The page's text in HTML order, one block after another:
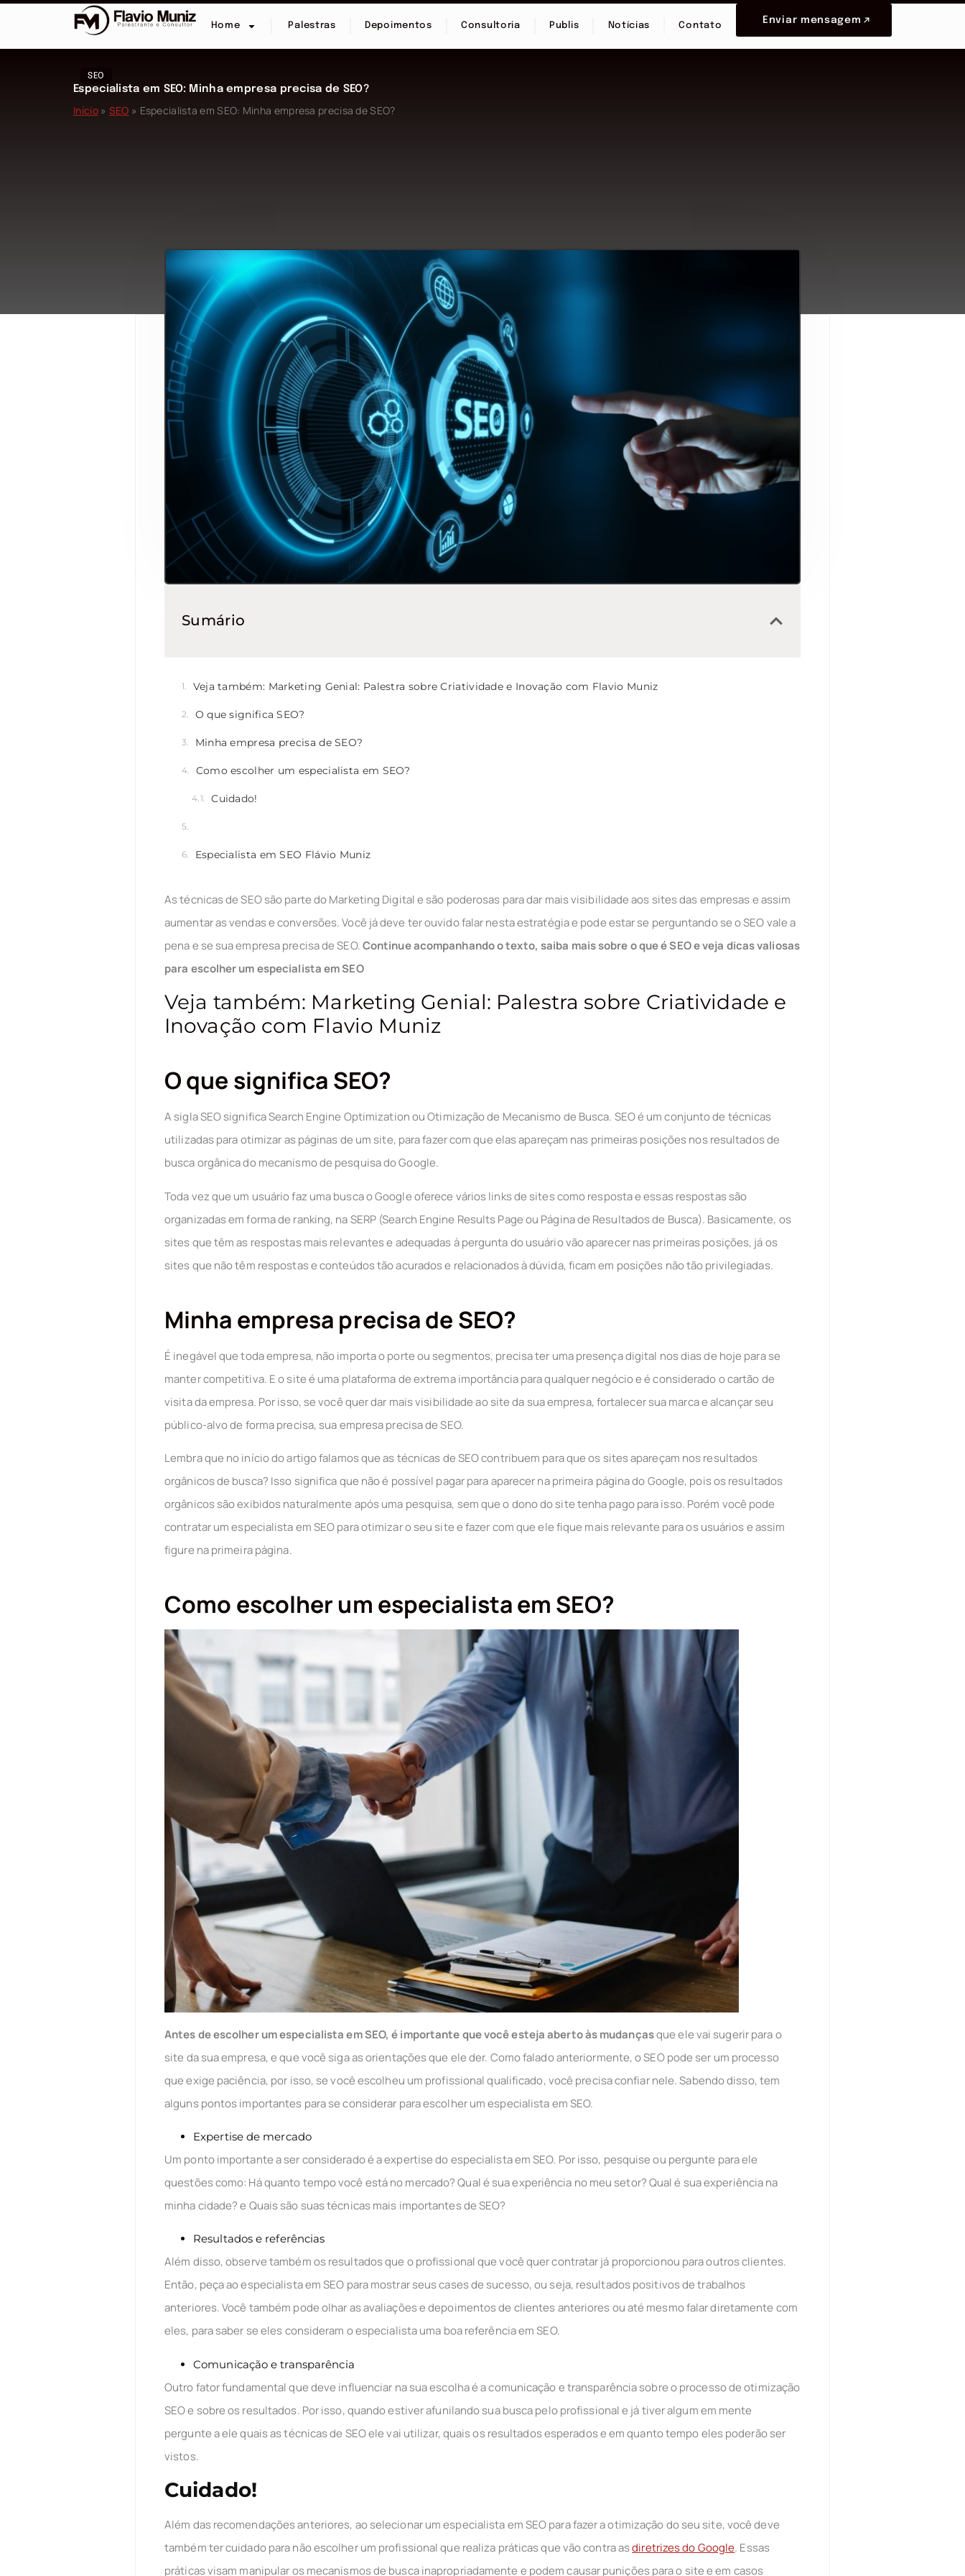
Home Palestras Depoimentos Consultoria Publis Notícias Contato
Enviar mensagem
SEO
Especialista em SEO: Minha empresa precisa de SEO?
Início» SEO » Especialista em SEO: Minha empresa precisa de SEO?
Sumário
Veja também: Marketing Genial: Palestra sobre Criatividade e Inovação com Flavio Muniz
O que significa SEO?
Minha empresa precisa de SEO?
Como escolher um especialista em SEO?
Cuidado!
Especialista em SEO Flávio Muniz
As técnicas de SEO são parte do Marketing Digital e são poderosas para dar mais visibilidade aos sites das empresas e assim
aumentar as vendas e conversões. Você já deve ter ouvido falar nesta estratégia e pode estar se perguntando se o SEO vale a
pena e se sua empresa precisa de SEO.Continue acompanhando o texto, saiba mais sobre o que é SEO e veja dicas valiosas
para escolher um especialista em SEO
Veja também: Marketing Genial: Palestra sobre Criatividade e
Inovação com Flavio Muniz
O que significa SEO?
A sigla SEO significa Search Engine Optimization ou Otimização de Mecanismo de Busca. SEO é um conjunto de técnicas
utilizadas para otimizar as páginas de um site, para fazer com que elas apareçam nas primeiras posições nos resultados de
busca orgânica do mecanismo de pesquisa do Google.
Toda vez que um usuário faz uma busca o Google oferece vários links de sites como resposta e essas respostas são
organizadas em forma de ranking, na SERP (Search Engine Results Page ou Página de Resultados de Busca). Basicamente, os
sites que têm as respostas mais relevantes e adequadas à pergunta do usuário vão aparecer nas primeiras posições, já os
sites que não têm respostas e conteúdos tão acurados e relacionados à dúvida, ficam em posições não tão privilegiadas.
Minha empresa precisa de SEO?
É inegável que toda empresa, não importa o porte ou segmentos, precisa ter uma presença digital nos dias de hoje para se
manter competitiva. E o site é uma plataforma de extrema importância para qualquer negócio e é considerado o cartão de
visita da empresa. Por isso, se você quer dar mais visibilidade ao site da sua empresa, fortalecer sua marca e alcançar seu
público-alvo de forma precisa, sua empresa precisa de SEO.
Lembra que no início do artigo falamos que as técnicas de SEO contribuem para que os sites apareçam nos resultados
orgânicos de busca? Isso significa que não é possível pagar para aparecer na primeira página do Google, pois os resultados
orgânicos são exibidos naturalmente após uma pesquisa, sem que o dono do site tenha pago para isso. Porém você pode
contratar umespecialista em SEOpara otimizar o seu site e fazer com que ele fique mais relevante para os usuários e assim
figure na primeira página.
Como escolher um especialista em SEO?
Antes de escolher um especialista em SEO, é importante que você esteja aberto às mudançasque ele vai sugerir para o
site da sua empresa, e que você siga as orientações que ele der. Como falado anteriormente, o SEO pode ser um processo
que exige paciência, por isso, se você escolheu um profissional qualificado, você precisa confiar nele. Sabendo disso, tem
alguns pontos importantes para se considerar para escolher um especialista em SEO.
Expertise de mercado
Um ponto importante a ser considerado é a expertise do especialista em SEO. Por isso, pesquise ou pergunte para ele
questões como: Há quanto tempo você está no mercado? Qual é sua experiência no meu setor? Qual é sua experiência na
minha cidade? e Quais são suas técnicas mais importantes de SEO?
Resultados e referências
Além disso, observe também os resultados que o profissional que você quer contratar já proporcionou para outros clientes.
Então, peça ao especialista em SEO para mostrar seus cases de sucesso, ou seja, resultados positivos de trabalhos
anteriores. Você também pode olhar as avaliações e depoimentos de clientes anteriores ou até mesmo falar diretamente com
eles, para saber se eles consideram o especialista uma boa referência em SEO.
Comunicação e transparência
Outro fator fundamental que deve influenciar na sua escolha é a comunicação e transparência sobre o processo de otimização
SEO e sobre os resultados. Por isso, quando estiver afunilando sua busca pelo profissional e já tiver algum em mente
pergunte a ele quais as técnicas de SEO ele vai utilizar, quais os resultados esperados e em quanto tempo eles poderão ser
vistos.
Cuidado!
Além das recomendações anteriores, ao selecionar um especialista em SEO para fazer a otimização do seu site, você deve
também ter cuidado para não escolher um profissional que realiza práticas que vão contra asdiretrizes do Google. Essas
práticas visam manipular os mecanismos de busca inapropriadamente e podem causar punições para o site e em casos